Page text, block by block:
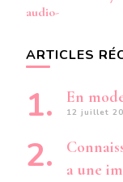
audio-
ARTICLES
En
12 juillet
a une